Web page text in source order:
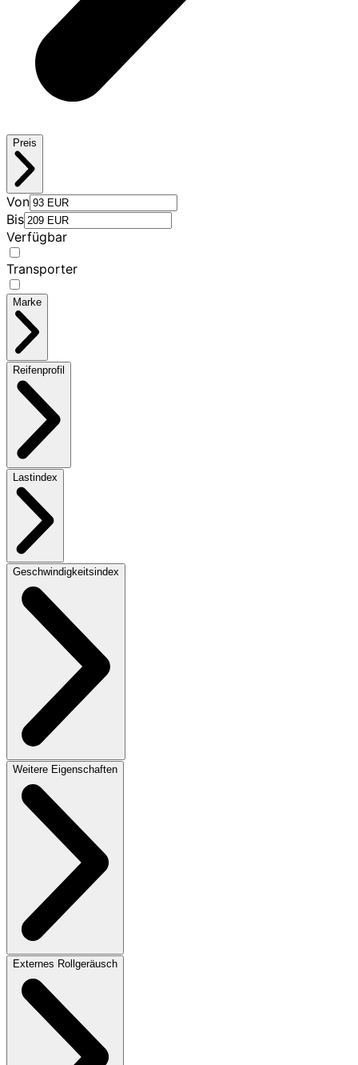
Preis
Von
Bis
Verfügbar
Transporter
Marke
Reifenprofil
Lastindex
Geschwindigkeitsindex
Weitere Eigenschaften
Externes Rollgeräusch